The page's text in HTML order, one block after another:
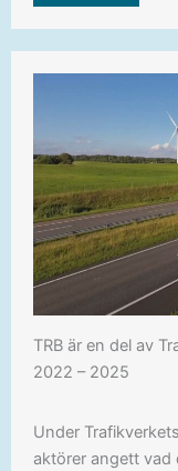
TRB är en del av
2022 – 2025
Under
aktörer angett vad